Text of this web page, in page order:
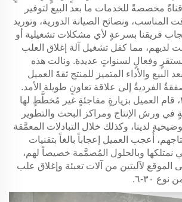
مخصصةً للخدمات ما بعد البيع لتوفير
المناسب، ونصائح الصيانة الدورية، وتوريد
فريقنا بسرعةٍ لأي مشكلات تشغيلية أو
لديهم، مما كفل تشغيل آلة إغلاق العلب
وفعالٍ لسنواتٍ عديدة. ونالت هذه
البيع والأداء المتميز للمنتج ثقةَ العميل
الفرديةُ إلى علاقة تعاونٍ طويلة الأمد.
وفي نهاية عام ٢٠٢٤، قام العميل بزيارةٍ مفاجئةٍ غير مُخطَّطٍ لها
في ورش الإنتاج ومراكز البحث والتطوير
لدينا، وكذلك خلال التبادلات المعمَّقة
أُعجب العميل إعجاباً بالغاً بتقنيات
نمتلكها وبالحلول المُصمَّمة خصيصاً لهم،
الموقع لآليتين من آلات تعبئة وإغلاق علب
٣٠-٦.